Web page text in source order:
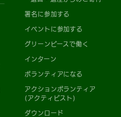
署名に参加する
イベントに参加する
グリーンピースで働く
インターン
ボランティアになる
アクションボランティア
(アクティビスト)
ダウンロード